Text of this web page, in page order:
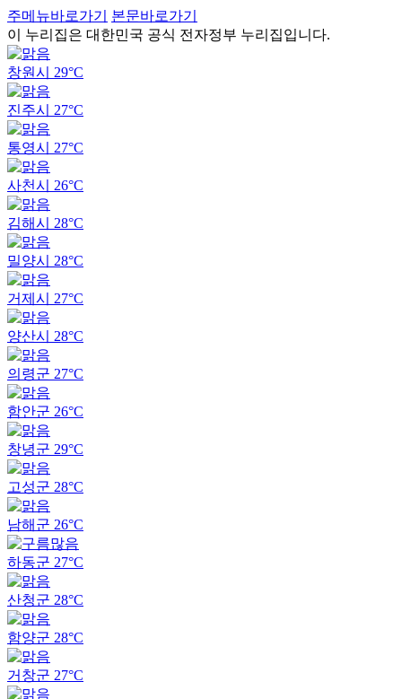
주메뉴바로가기
본문바로가기
이 누리집은 대한민국 공식 전자정부 누리집입니다.
창원시 29°C
진주시 27°C
통영시 27°C
사천시 26°C
김해시 28°C
밀양시 28°C
거제시 27°C
양산시 28°C
의령군 27°C
함안군 26°C
창녕군 29°C
고성군 28°C
남해군 26°C
하동군 27°C
산청군 28°C
함양군 28°C
거창군 27°C